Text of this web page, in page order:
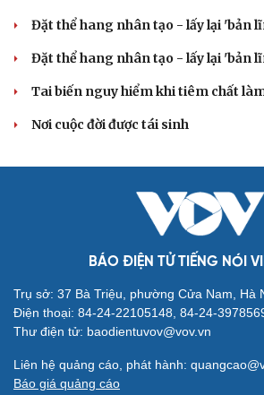
Du lịch
Săn Tour
Đọc
Kể
Hạt
Đặt thể hang nhân tạo - lấy lại 'bản
Đặt thể hang nhân tạo - lấy lại 'bản
Tai biến nguy hiểm khi tiêm chất
Nơi cuộc đời được tái sinh
BÁO ĐIỆN TỬ TIẾNG NÓI
Trụ sở: 37 Bà Triệu, phường Cửa Nam, Hà
Điện thoại: 84-24-22105148, 84-24-
Thư điện tử: baodientuvov@vov.vn
Liên hệ quảng cáo, phát hành:
Báo giá quảng cáo